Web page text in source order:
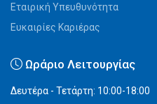
Εταιρική Υπευθυνότητα
Ευκαιρίες Καριέρας
Ωράριο Λειτουργίας
Δευτέρα - Τετάρτη: 10:00-18:00